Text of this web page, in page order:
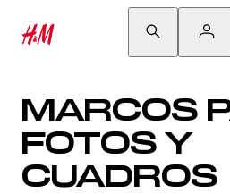
MARCOS
FOTOS Y
CUADROS